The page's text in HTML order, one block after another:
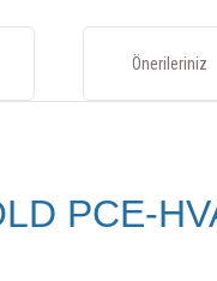
Önerileriniz
PCE-